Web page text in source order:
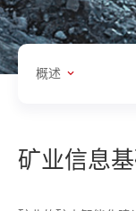
概述
矿业信息